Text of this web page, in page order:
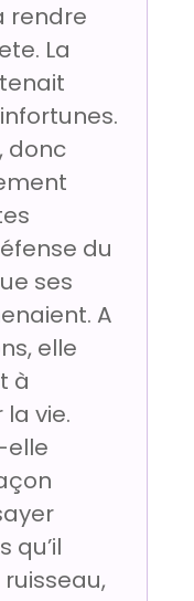
rendre
La
donc
du
ses
A
elle
à
vie.
elle
qu’il